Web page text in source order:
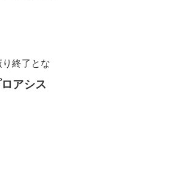
終了とな
アシス